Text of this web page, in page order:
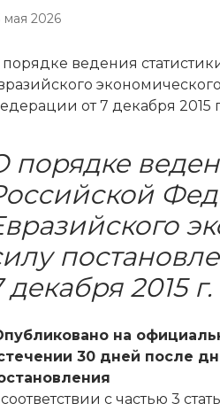
мая 2026
ведения
от 7 декабря 2015
порядке
декабря 2015
на
30 дней после
с частью 3